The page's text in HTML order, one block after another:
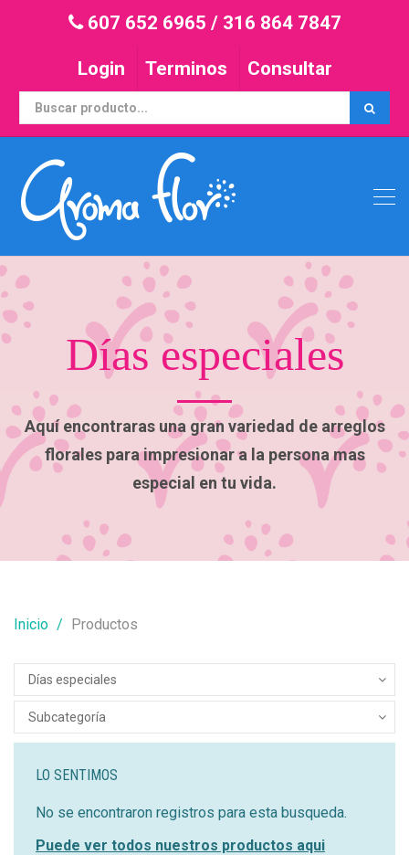
607 652 6965 / 316 864 7847
Login Terminos Consultar
Días especiales
Aquí encontraras una gran variedad de arreglos
florales para impresionar a la persona mas
especial en tu vida.
Inicio Productos
LO SENTIMOS
No se encontraron registros para esta busqueda.
Puede ver todos nuestros productos aqui